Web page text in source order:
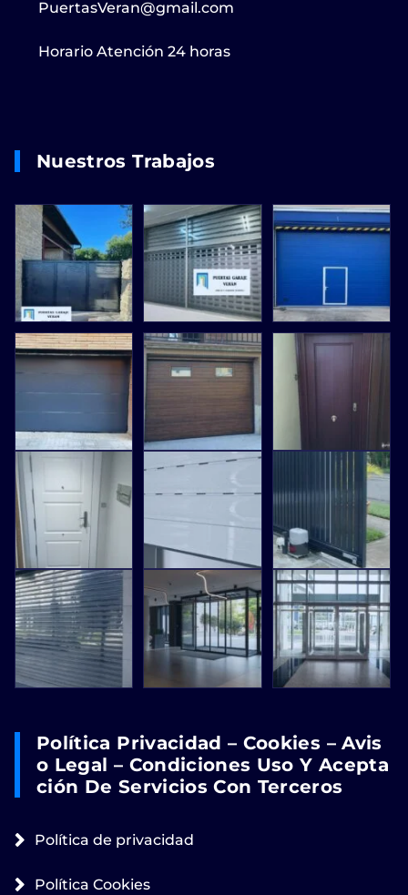
PuertasVeran@gmail.com
Horario Atención 24 horas
Nuestros Trabajos
Política Privacidad – Cookies – Avis
O Legal – Condiciones Uso Y Acepta
Ción De Servicios Con Terceros
Política de privacidad
Política Cookies